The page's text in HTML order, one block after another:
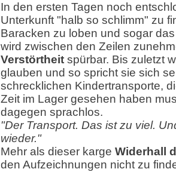
In den ersten Tagen noch
Unterkunft "halb so schlimm" zu
Baracken zu loben und sogar
wird zwischen den Zeilen
Verstörtheit spürbar. Bis zuletzt
glauben und so spricht sie sich
schrecklichen Kindertransporte,
Zeit im Lager gesehen haben
dagegen sprachlos.
"Der Transport. Das ist zu viel.
wieder."
Mehr als dieser karge Widerhall
den Aufzeichnungen nicht zu